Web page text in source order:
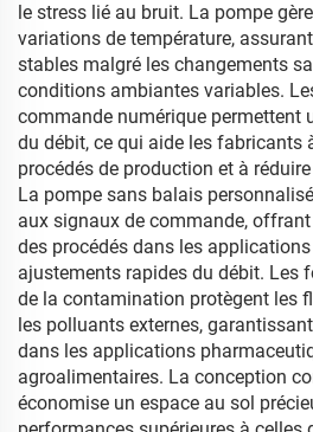
le stress lié au bruit. La pompe
variations de température,
stables malgré les changements
conditions ambiantes variables.
commande numérique permettent
du débit, ce qui aide les fabricants
procédés de production et à
La pompe sans balais
aux signaux de commande,
des procédés dans les
ajustements rapides du débit. Les
de la contamination protègent les
les polluants externes,
dans les applications
agroalimentaires. La conception
économise un espace au sol